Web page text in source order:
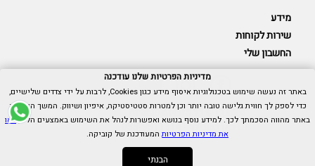
מידע
שירות לקוחות
החשבון שלי
Cubica © כל הזכויות שמורות.
אנו כאן בשבילך -055-9511314
מדיניות הפרטיות שלנו עודכנה
באתר זה נעשה שימוש בטכנולוגיות איסוף מידע כגון Cookies, לרבות על ידי צדדים שלישיים,
כדי לספק לך חווית גלישה טובה יותר וכן למטרות סטטיסטיקה, איפיון ושיווק. המשך הגלישה
באתר מהווה הסכמתך לכך. למידע נוסף בנושא ואפשרות לנהל את השימוש באמצעים הללו,ראו
את מדיניות הפרטיותהמעודכנת של קוביקה.
הבנתי